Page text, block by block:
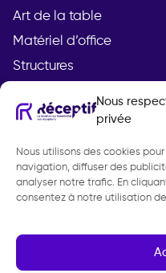
Nous
privée
Nous utilisons des cookies
navigation, diffuser des
analyser notre trafic. En
consentez à notre utilisation
Art de la table
Matériel d’office
Structures
Compte
Mon compte
Demande de devis